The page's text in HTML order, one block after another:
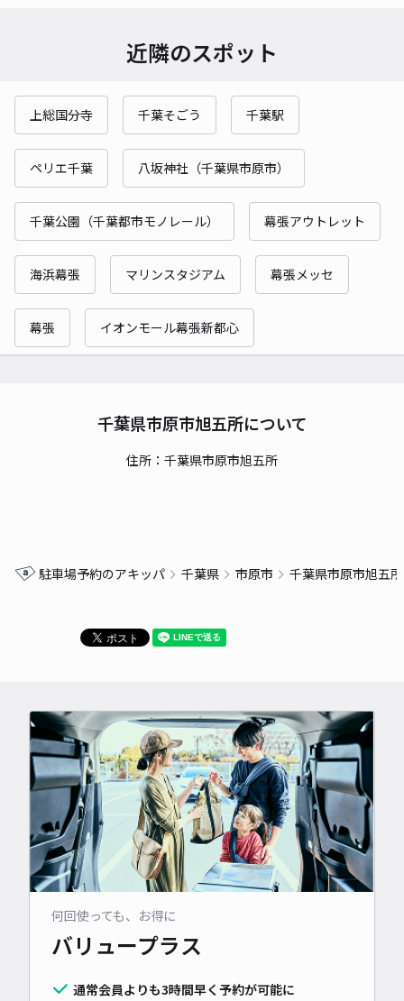
近隣のスポット
上総国分寺 千葉そごう 千葉駅
ペリエ千葉 八坂神社（千葉県市原市）
千葉公園（千葉都市モノレール） 幕張アウトレット
海浜幕張 マリンスタジアム 幕張メッセ
幕張 イオンモール幕張新都心
千葉県市原市旭五所について
住所：千葉県市原市旭五所
駐車場予約のアキッパ 千葉県 市原市 千葉県市原市旭五
何回使っても、お得に
バリュープラス
通常会員よりも3時間早く予約が可能に